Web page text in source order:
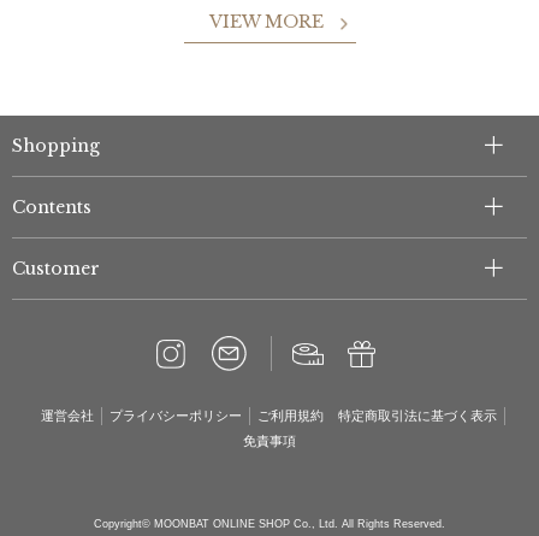
VIEW MORE
Shopping
Contents
Customer
運営会社 プライバシーポリシー ご利用規約
特定商取引法に基づく表示
免責事項
Copyright© MOONBAT ONLINE SHOP Co., Ltd. All Rights Reserved.